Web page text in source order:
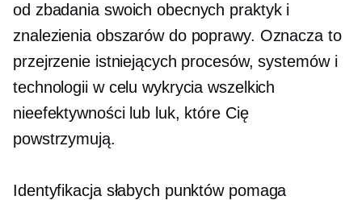
od zbadania swoich obecnych praktyk i
znalezienia obszarów do poprawy. Oznacza to
przejrzenie istniejących procesów, systemów i
technologii w celu wykrycia wszelkich
nieefektywności lub luk, które Cię
powstrzymują.
Identyfikacja słabych punktów pomaga